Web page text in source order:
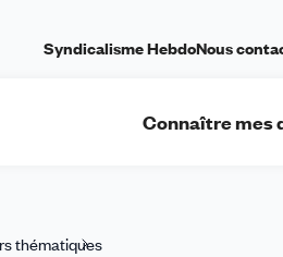
Syndicalisme HebdoNous
Connaître mes
thématiques